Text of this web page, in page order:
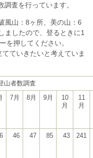
査を行っています。
風山：8ヶ所、美の山：6
ましたので、登るときに1
を押してください。
ていきたいと考えていま
山者数調査
7月 8月 9月
10
月
11
月
46 47 85 43 241